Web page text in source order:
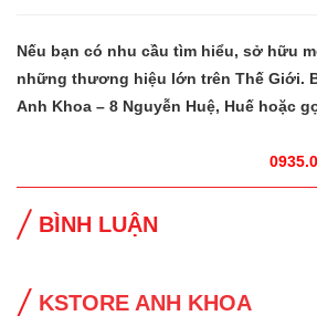
Nếu bạn có nhu cầu tìm hiểu, sở hữu
những thương hiệu lớn trên Thế Giới.
Anh Khoa – 8 Nguyễn Huệ, Huế hoặc
BÌNH LUẬN
KSTORE ANH KHOA